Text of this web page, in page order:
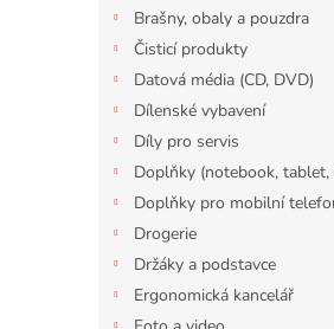
Brašny, obaly a pouzdra
Čisticí produkty
Datová média (CD, DVD)
Dílenské vybavení
Díly pro servis
Doplňky (notebook, tablet,
Doplňky pro mobilní
Drogerie
Držáky a podstavce
Ergonomická kancelář